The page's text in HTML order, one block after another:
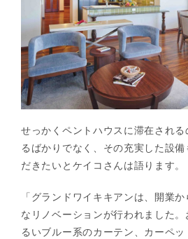
せっかくペントハウスに滞在され
るばかりでなく、その充実した設
だきたいとケイコさんは語ります。
「グランドワイキキアンは、開業
なリノベーションが行われました
るいブルー系のカーテン、カーペ